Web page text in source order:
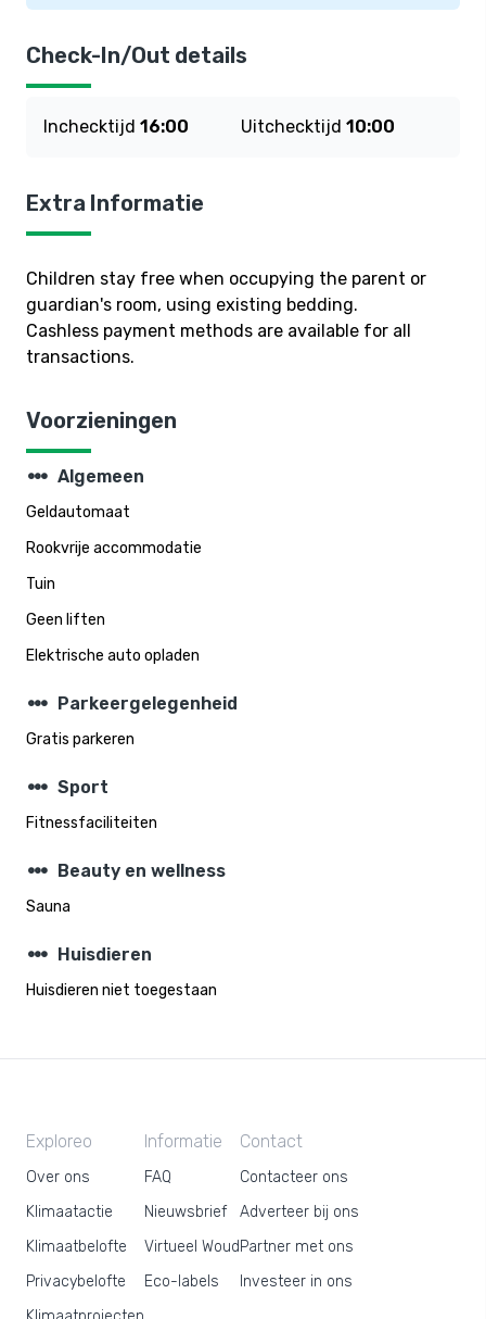
Check-In/Out details
Inchecktijd 16:00 Uitchecktijd 10:00
Extra Informatie
Children stay free when occupying the parent or
guardian's room, using existing bedding.
Cashless payment methods are available for all
transactions.
Voorzieningen
steppers Algemeen
Geldautomaat
Rookvrije accommodatie
Tuin
Geen liften
Elektrische auto opladen
steppers Parkeergelegenheid
Gratis parkeren
steppers Sport
Fitnessfaciliteiten
steppers Beauty en wellness
Sauna
steppers Huisdieren
Huisdieren niet toegestaan
Exploreo
Over ons
Klimaatactie
Klimaatbelofte
Privacybelofte
Informatie
FAQ
Nieuwsbrief
Virtueel Woud
Eco-labels
Contact
Contacteer ons
Adverteer bij ons
Partner met ons
Investeer in ons